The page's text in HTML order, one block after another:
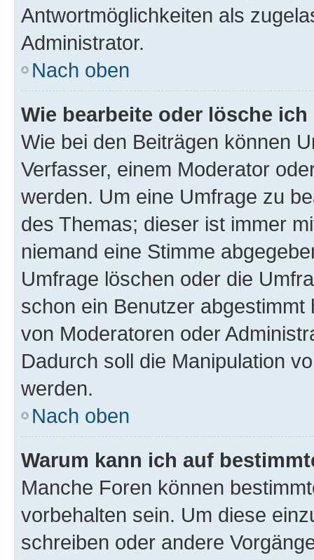
Antwortmöglichkeiten als
Administrator.
Nach oben
Wie bearbeite oder lösche
Wie bei den Beiträgen können
Verfasser, einem Moderator
werden. Um eine Umfrage zu
des Themas; dieser ist immer
niemand eine Stimme
Umfrage löschen oder die
schon ein Benutzer
von Moderatoren oder
Dadurch soll die Manipulation
werden.
Nach oben
Warum kann ich auf
Manche Foren können
vorbehalten sein. Um diese
schreiben oder andere